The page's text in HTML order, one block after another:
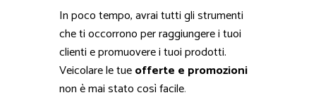
In poco tempo, avrai tutti gli strumenti
che ti occorrono per raggiungere i tuoi
clienti e promuovere i tuoi prodotti.
Veicolare le tueofferte e promozioni
non è mai stato così facile.